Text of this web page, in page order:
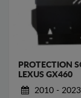
PROTECTION
LEXUS GX460
2010 - 2023